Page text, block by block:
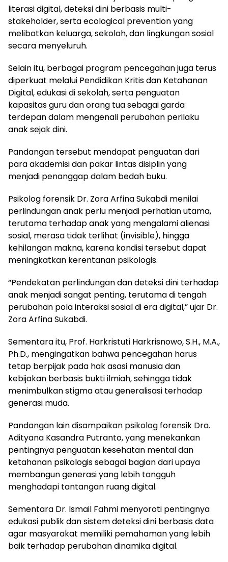
literasi digital, deteksi dini berbasis multi-
stakeholder, serta ecological prevention yang
melibatkan keluarga, sekolah, dan lingkungan sosial
secara menyeluruh.
Selain itu, berbagai program pencegahan juga terus
diperkuat melalui Pendidikan Kritis dan Ketahanan
Digital, edukasi di sekolah, serta penguatan
kapasitas guru dan orang tua sebagai garda
terdepan dalam mengenali perubahan perilaku
anak sejak dini.
Pandangan tersebut mendapat penguatan dari
para akademisi dan pakar lintas disiplin yang
menjadi penanggap dalam bedah buku.
Psikolog forensik Dr. Zora Arfina Sukabdi menilai
perlindungan anak perlu menjadi perhatian utama,
terutama terhadap anak yang mengalami alienasi
sosial, merasa tidak terlihat (invisible), hingga
kehilangan makna, karena kondisi tersebut dapat
meningkatkan kerentanan psikologis.
“Pendekatan perlindungan dan deteksi dini terhadap
anak menjadi sangat penting, terutama di tengah
perubahan pola interaksi sosial di era digital,” ujar Dr.
Zora Arfina Sukabdi.
Sementara itu, Prof. Harkristuti Harkrisnowo, S.H., M.A.,
Ph.D., mengingatkan bahwa pencegahan harus
tetap berpijak pada hak asasi manusia dan
kebijakan berbasis bukti ilmiah, sehingga tidak
menimbulkan stigma atau generalisasi terhadap
generasi muda.
Pandangan lain disampaikan psikolog forensik Dra.
Adityana Kasandra Putranto, yang menekankan
pentingnya penguatan kesehatan mental dan
ketahanan psikologis sebagai bagian dari upaya
membangun generasi yang lebih tangguh
menghadapi tantangan ruang digital.
Sementara Dr. Ismail Fahmi menyoroti pentingnya
edukasi publik dan sistem deteksi dini berbasis data
agar masyarakat memiliki pemahaman yang lebih
baik terhadap perubahan dinamika digital.